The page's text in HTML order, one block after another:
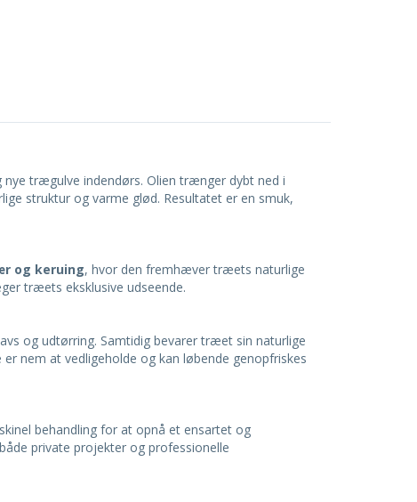
trægulve indendørs. Olien trænger dybt ned i
struktur og varme glød. Resultatet er en smuk,
og keruing, hvor den fremhæver træets naturlige
træets eksklusive udseende.
og udtørring. Samtidig bevarer træet sin naturlige
nem at vedligeholde og kan løbende genopfriskes
behandling for at opnå et ensartet og
private projekter og professionelle